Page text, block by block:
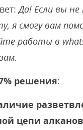
Да! Если вы
я смогу вам
работы в
решения:
цепи